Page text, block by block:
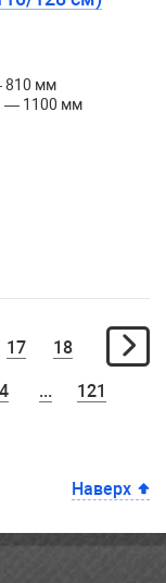
810 мм
— 1100 мм
17 18
... 121
Наверх